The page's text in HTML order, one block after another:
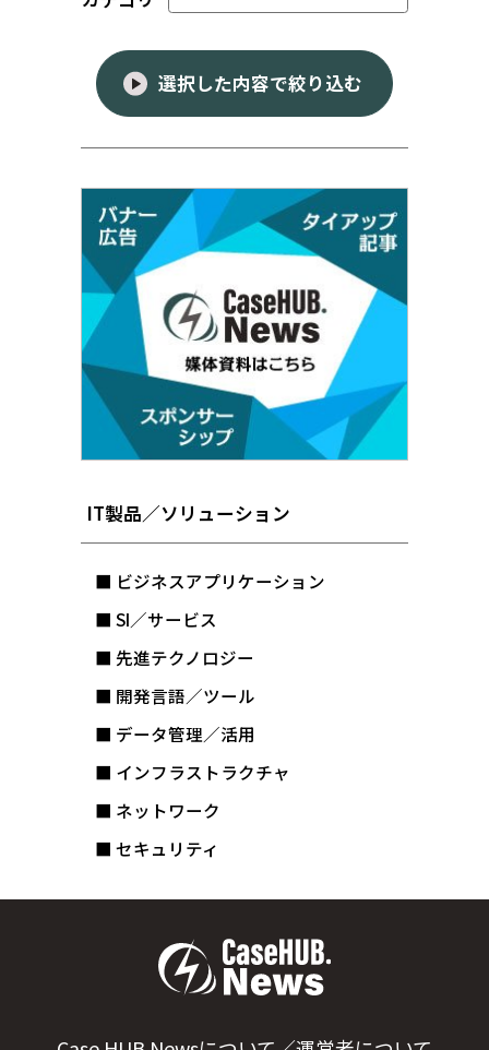
選択した内容で絞り込む
IT製品／ソリューション
■ ビジネスアプリケーション
■ SI／サービス
■ 先進テクノロジー
■ 開発言語／ツール
■ データ管理／活用
■ インフラストラクチャ
■ ネットワーク
■ セキュリティ